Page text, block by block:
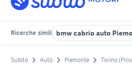
Ricerche simili bmw cabrio auto
Subito Auto Piemonte Torino